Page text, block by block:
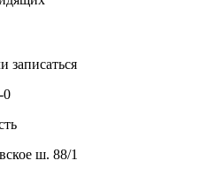
записаться
0
ш. 88/1